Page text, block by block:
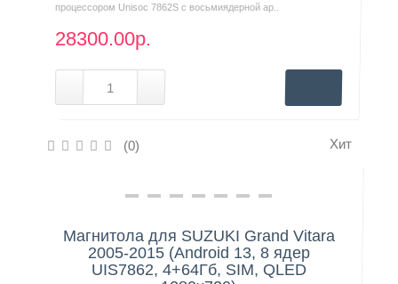
процессором Unisoc 7862S с восьмиядерной ар..
28300.00р.
(0) Хит
Нашли дешевле?
Магнитола для SUZUKI Grand Vitara
2005-2015 (Android 13, 8 ядер
UIS7862, 4+64Гб, SIM, QLED